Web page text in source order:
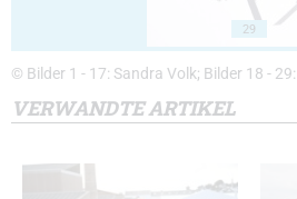
29
© Bilder 1 - 17: Sandra Volk; Bilder 18 -
VERWANDTE ARTIKEL